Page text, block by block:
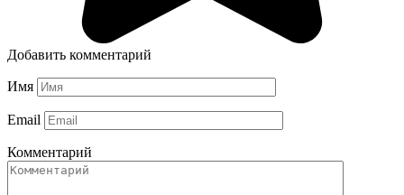
Добавить комментарий
Имя
Email
Комментарий